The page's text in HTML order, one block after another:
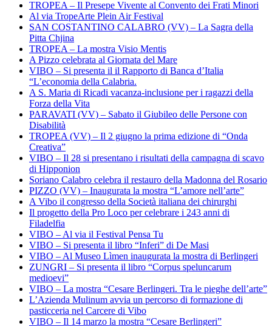
TROPEA – Il Presepe Vivente al Convento dei Frati Minori
Al via TropeArte Plein Air Festival
SAN COSTANTINO CALABRO (VV) – La Sagra della
Pitta Chjina
TROPEA – La mostra Visio Mentis
A Pizzo celebrata al Giornata del Mare
VIBO – Si presenta il il Rapporto di Banca d’Italia
“L’economia della Calabria.
A S. Maria di Ricadi vacanza-inclusione per i ragazzi della
Forza della Vita
PARAVATI (VV) – Sabato il Giubileo delle Persone con
Disabilità
TROPEA (VV) – Il 2 giugno la prima edizione di “Onda
Creativa”
VIBO – Il 28 si presentano i risultati della campagna di scavo
di Hipponion
Soriano Calabro celebra il restauro della Madonna del Rosario
PIZZO (VV) – Inaugurata la mostra “L’amore nell’arte”
A Vibo il congresso della Società italiana dei chirurghi
Il progetto della Pro Loco per celebrare i 243 anni di
Filadelfia
VIBO – Al via il Festival Pensa Tu
VIBO – Si presenta il libro “Inferi” di De Masi
VIBO – Al Museo Lìmen inaugurata la mostra di Berlingeri
ZUNGRI – Si presenta il libro “Corpus speluncarum
medioevi”
VIBO – La mostra “Cesare Berlingeri. Tra le pieghe dell’arte”
L’Azienda Mulinum avvia un percorso di formazione di
pasticceria nel Carcere di Vibo
VIBO – Il 14 marzo la mostra “Cesare Berlingeri”